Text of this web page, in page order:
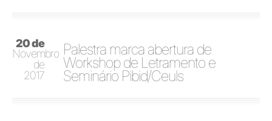
20 de
Novembro
de
2017
Palestra marca abertura de
Workshop de Letramento e
Seminário Pibid/Ceuls